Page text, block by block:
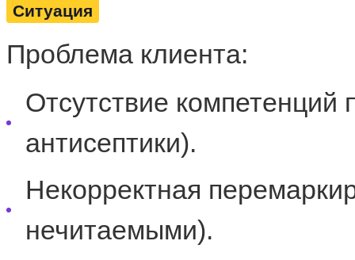
Ситуация
Проблема клиента:
Отсутствие компетенций
антисептики).
Некорректная
нечитаемыми).